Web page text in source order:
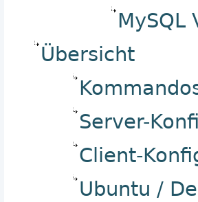
MySQL
Übersicht
Server-
Client-
Ubuntu /